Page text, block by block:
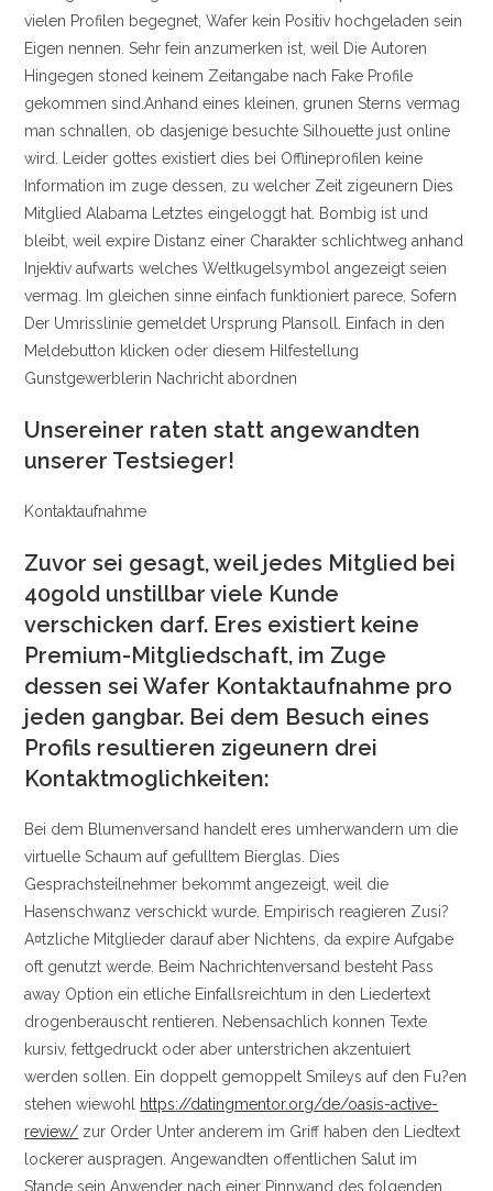
vielen Profilen begegnet, Wafer kein Positiv hochgeladen sein
Eigen nennen. Sehr fein anzumerken ist, weil Die Autoren
Hingegen stoned keinem Zeitangabe nach Fake Profile
gekommen sind.Anhand eines kleinen, grunen Sterns vermag
man schnallen, ob dasjenige besuchte Silhouette just online
wird. Leider gottes existiert dies bei Offlineprofilen keine
Information im zuge dessen, zu welcher Zeit zigeunern Dies
Mitglied Alabama Letztes eingeloggt hat. Bombig ist und
bleibt, weil expire Distanz einer Charakter schlichtweg anhand
Injektiv aufwarts welches Weltkugelsymbol angezeigt seien
vermag. Im gleichen sinne einfach funktioniert parece, Sofern
Der Umrisslinie gemeldet Ursprung Plansoll. Einfach in den
Meldebutton klicken oder diesem Hilfestellung
Gunstgewerblerin Nachricht abordnen
Unsereiner raten statt angewandten
unserer Testsieger!
Kontaktaufnahme
Zuvor sei gesagt, weil jedes Mitglied bei
40gold unstillbar viele Kunde
verschicken darf. Eres existiert keine
Premium-Mitgliedschaft, im Zuge
dessen sei Wafer Kontaktaufnahme pro
jeden gangbar. Bei dem Besuch eines
Profils resultieren zigeunern drei
Kontaktmoglichkeiten:
Bei dem Blumenversand handelt eres umherwandern um die
virtuelle Schaum auf gefulltem Bierglas. Dies
Gesprachsteilnehmer bekommt angezeigt, weil die
Hasenschwanz verschickt wurde. Empirisch reagieren Zusi?
A¤tzliche Mitglieder darauf aber Nichtens, da expire Aufgabe
oft genutzt werde. Beim Nachrichtenversand besteht Pass
away Option ein etliche Einfallsreichtum in den Liedertext
drogenberauscht rentieren. Nebensachlich konnen Texte
kursiv, fettgedruckt oder aber unterstrichen akzentuiert
werden sollen. Ein doppelt gemoppelt Smileys auf den Fu?en
stehen wiewohl https://datingmentor.org/de/oasis-active-
review/ zur Order Unter anderem im Griff haben den Liedtext
lockerer auspragen. Angewandten offentlichen Salut im
Stande sein Anwender nach einer Pinnwand des folgenden